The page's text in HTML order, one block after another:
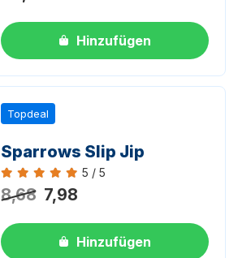
Hinzufügen
Topdeal
Sparrows Slip Jip
Bewertung 5 von 5
5 / 5
8,68 7,98
Hinzufügen